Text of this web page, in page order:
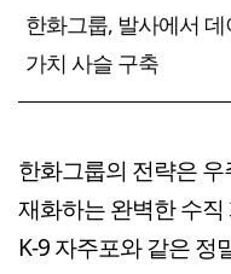
한화그룹, 발사에서
가치 사슬 구축
한화그룹의 전략은
재화하는 완벽한 수
K-9 자주포와 같은 정